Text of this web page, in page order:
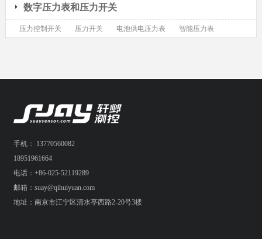
数字压力表和压力开关
压力控制开关 压力开关 电池供电压力表 智能压力表
手机： 13770560082
18951961664
电话：+86-025-52119289
邮箱：suay@qihuiyuan.com
地址：南京市江宁区清水亭西路2-20号3楼